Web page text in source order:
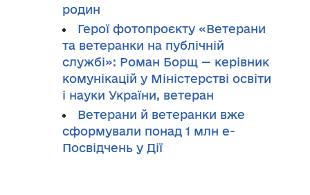
родин
Герої фотопроєкту «Ветерани
та ветеранки на публічній
службі»: Роман Борщ — керівник
комунікацій у Міністерстві освіти
і науки України, ветеран
Ветерани й ветеранки вже
сформували понад 1 млн е-
Посвідчень у Дії